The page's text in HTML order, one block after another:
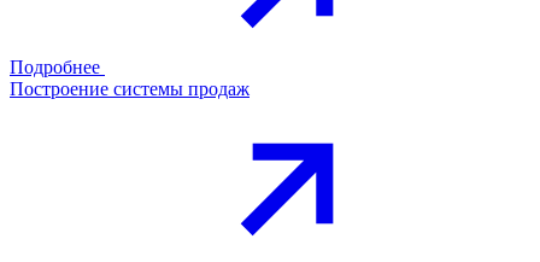
Подробнее
Построение системы продаж